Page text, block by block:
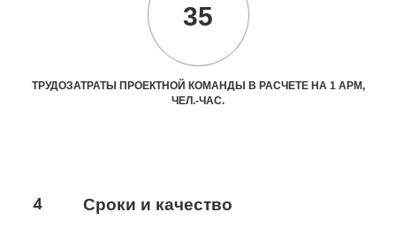
35
ТРУДОЗАТРАТЫ ПРОЕКТНОЙ КОМАНДЫ В РАСЧЕТЕ НА 1 АРМ,
ЧЕЛ.-ЧАС.
4 Сроки и качество